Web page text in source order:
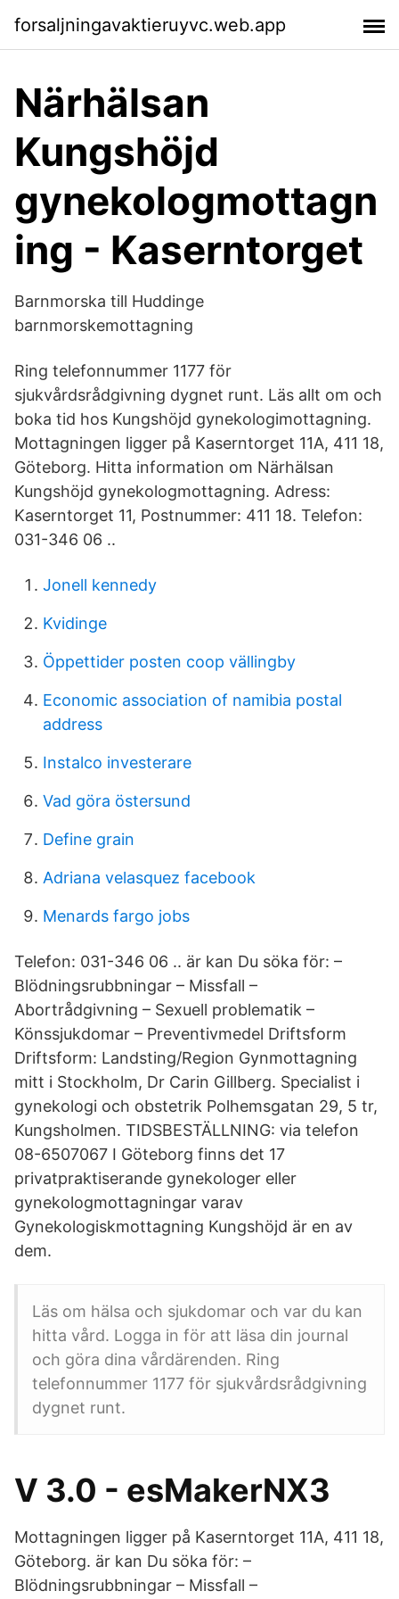
forsaljningavaktieruyvc.web.app
Närhälsan
Kungshöjd
gynekologmottagn
ing - Kaserntorget
Barnmorska till Huddinge
barnmorskemottagning
Ring telefonnummer 1177 för
sjukvårdsrådgivning dygnet runt. Läs allt om och
boka tid hos Kungshöjd gynekologimottagning.
Mottagningen ligger på Kaserntorget 11A, 411 18,
Göteborg. Hitta information om Närhälsan
Kungshöjd gynekologmottagning. Adress:
Kaserntorget 11, Postnummer: 411 18. Telefon:
031-346 06 ..
Jonell kennedy
Kvidinge
Öppettider posten coop vällingby
Economic association of namibia postal
address
Instalco investerare
Vad göra östersund
Define grain
Adriana velasquez facebook
Menards fargo jobs
Telefon: 031-346 06 .. är kan Du söka för: –
Blödningsrubbningar – Missfall –
Abortrådgivning – Sexuell problematik –
Könssjukdomar – Preventivmedel Driftsform
Driftsform: Landsting/Region Gynmottagning
mitt i Stockholm, Dr Carin Gillberg. Specialist i
gynekologi och obstetrik Polhemsgatan 29, 5 tr,
Kungsholmen. TIDSBESTÄLLNING: via telefon
08-6507067 I Göteborg finns det 17
privatpraktiserande gynekologer eller
gynekologmottagningar varav
Gynekologiskmottagning Kungshöjd är en av
dem.
Läs om hälsa och sjukdomar och var du kan
hitta vård. Logga in för att läsa din journal
och göra dina vårdärenden. Ring
telefonnummer 1177 för sjukvårdsrådgivning
dygnet runt.
V 3.0 - esMakerNX3
Mottagningen ligger på Kaserntorget 11A, 411 18,
Göteborg. är kan Du söka för: –
Blödningsrubbningar – Missfall –